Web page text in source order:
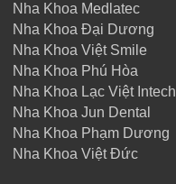
Nha Khoa Medlatec
Nha Khoa Đại Dương
Nha Khoa Việt Smile
Nha Khoa Phú Hòa
Nha Khoa Lạc Việt Intech
Nha Khoa Jun Dental
Nha Khoa Phạm Dương
Nha Khoa Việt Đức